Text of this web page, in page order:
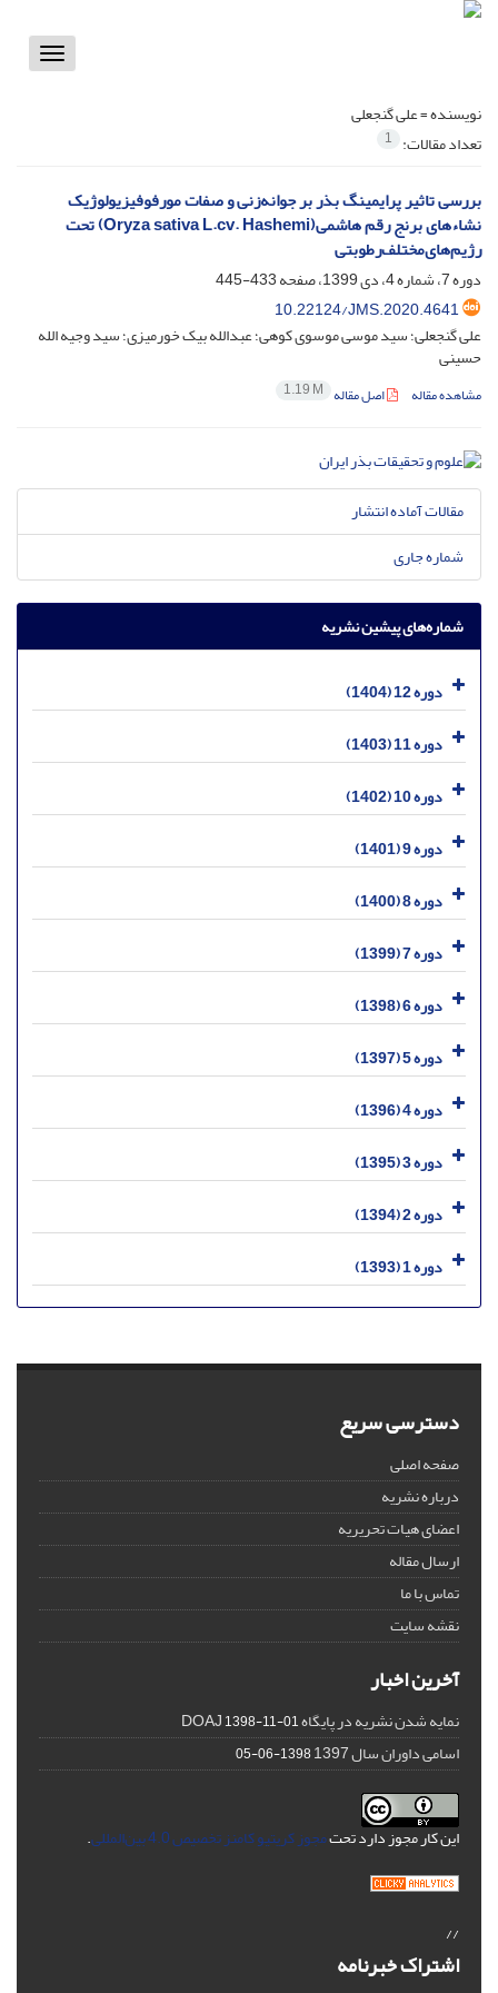
Toggle
نویسنده =علی گنجعلی
تعداد مقالات: 1
بررسی تاثیر پرایمینگ بذر بر جوانه‌زنی و صفات مورفوفیزیولوژیک
نشاءهای برنج رقم هاشمی(Oryza sativa L.cv. Hashemi) تحت
رژیم‌های‌مختلف‌رطوبتی
دوره 7، شماره 4، دی 1399، صفحه
433-445
10.22124/JMS.2020.4641
علی گنجعلی؛ سید موسی موسوی کوهی؛ عبدالله بیک خورمیزی؛ سید وجیه الله
حسینی
مشاهده مقاله اصل مقاله 1.19 M
مقالات آماده انتشار
شماره جاری
شماره‌های پیشین نشریه
دوره 12 (1404)
دوره 11 (1403)
دوره 10 (1402)
دوره 9 (1401)
دوره 8 (1400)
دوره 7 (1399)
دوره 6 (1398)
دوره 5 (1397)
دوره 4 (1396)
دوره 3 (1395)
دوره 2 (1394)
دوره 1 (1393)
دسترسی سریع
صفحه اصلی
درباره نشریه
اعضای هیات تحریریه
ارسال مقاله
تماس با ما
نقشه سایت
آخرین اخبار
نمایه شدن نشریه در پایگاه DOAJ1398-11-01
اسامی داوران سال 1397 1398-06-05
این کار مجوز دارد تحتمجوز کریتیو کامنز تخصیص 4.0 بین‌المللی .
//
اشتراک خبرنامه